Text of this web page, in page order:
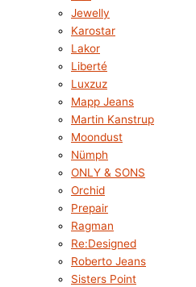
Jewelly
Karostar
Lakor
Liberté
Luxzuz
Mapp Jeans
Martin Kanstrup
Moondust
Nümph
ONLY & SONS
Orchid
Prepair
Ragman
Re:Designed
Roberto Jeans
Sisters Point